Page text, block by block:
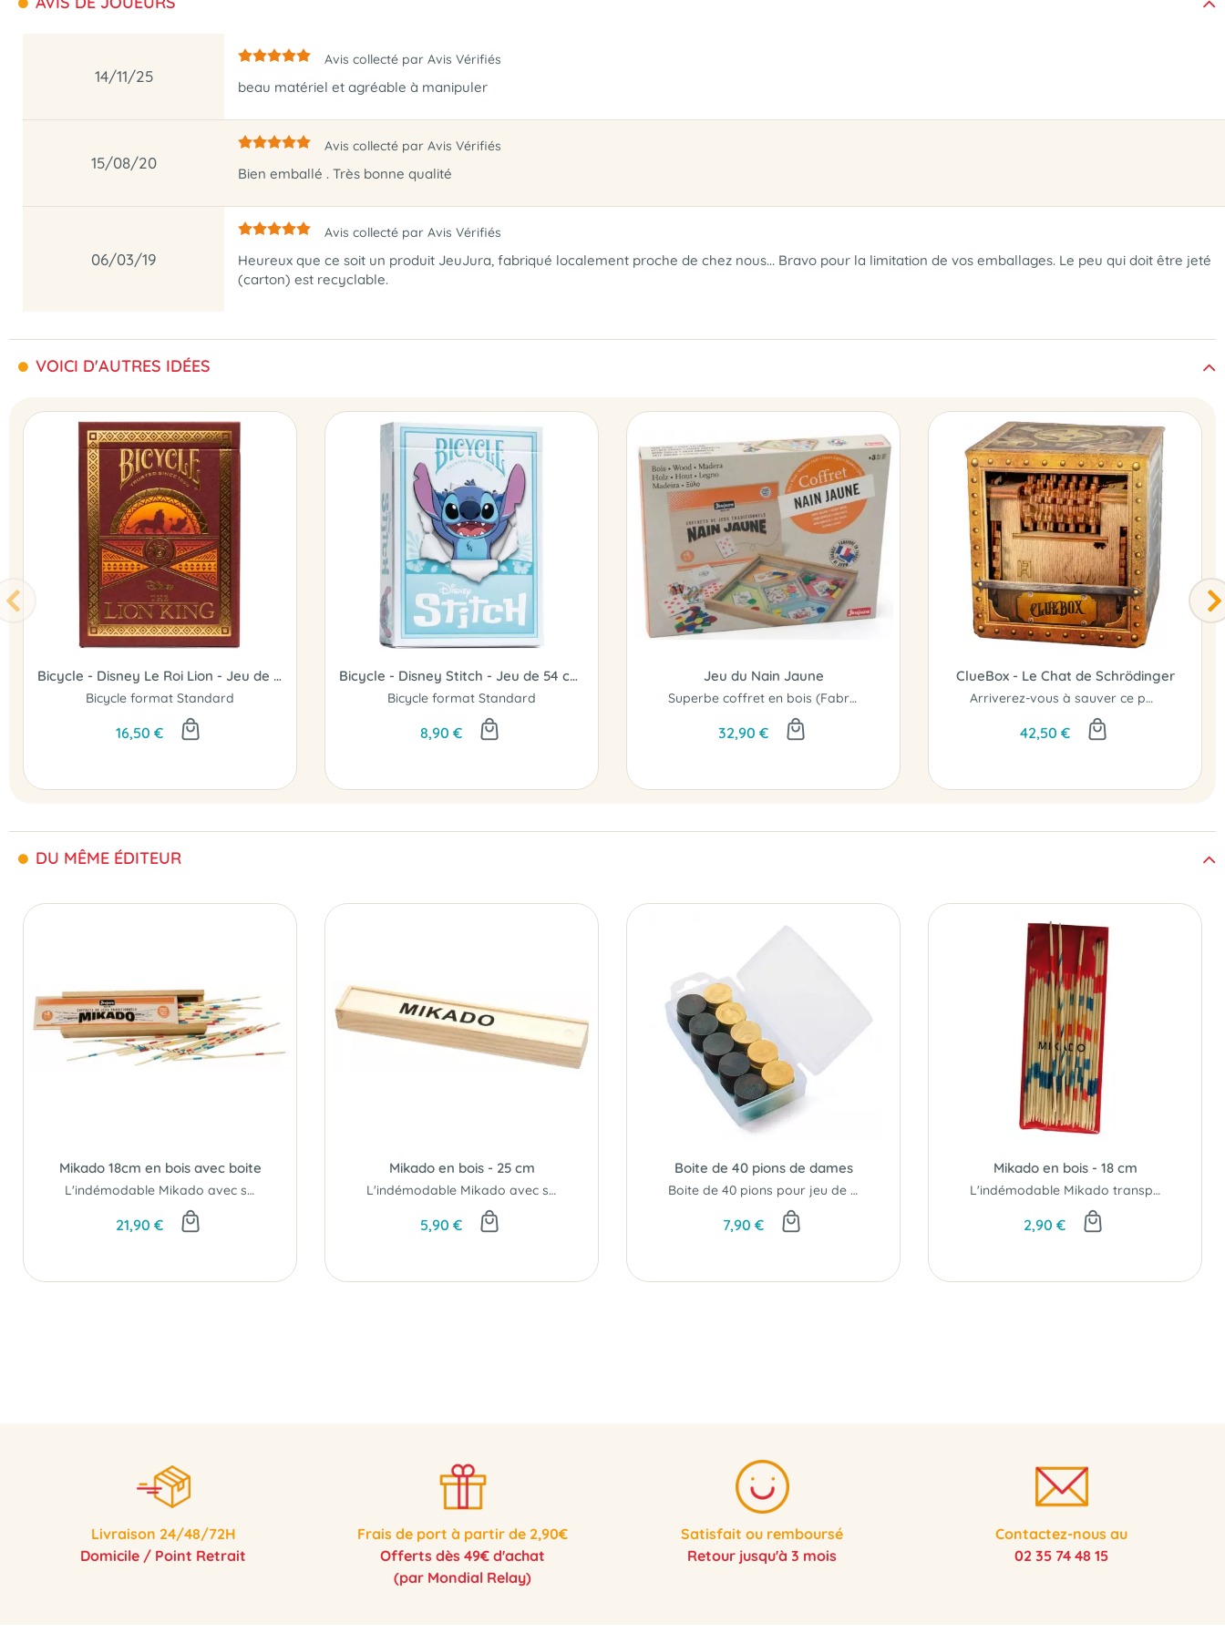
14/11/25
Avis collecté par Avis Vérifiés
beau matériel et agréable à manipuler
15/08/20
Avis collecté par Avis Vérifiés
Bien emballé . Très bonne qualité
06/03/19
Avis collecté par Avis Vérifiés
Heureux que ce soit un produit JeuJura, fabriqué localement proche de chez nous... Bravo pour la limitation de vos emballages. Le peu qui doit être jeté
(carton) est recyclable.
VOICI D'AUTRES IDÉES
Bicycle - Disney Le Roi Lion - Jeu de 54 cartes
Bicycle format Standard
16,50 €
Bicycle - Disney Stitch - Jeu de 54 cartes
Bicycle format Standard
8,90 €
Jeu du Nain Jaune
Superbe coffret en bois (Fabrication Jura) le matériel pour jouer au Nain Jaune.
32,90 €
ClueBox - Le Chat de Schrödinger
Arriverez-vous à sauver ce pauvre chat enfermé dans sa boite ?
42,50 €
DU MÊME ÉDITEUR
Mikado 18cm en bois avec boite
L'indémodable Mikado avec son plumier en bois !
21,90 €
Mikado en bois - 25 cm
L'indémodable Mikado avec son plumier en bois !
5,90 €
Boite de 40 pions de dames
Boite de 40 pions pour jeu de dames
7,90 €
Mikado en bois - 18 cm
L'indémodable Mikado transportable partout, tout le temps !
2,90 €
Livraison 24/48/72H
Domicile / Point Retrait
Frais de port à partir de 2,90€
Offerts dès 49€ d'achat
(par Mondial Relay)
Satisfait ou remboursé
Retour jusqu'à 3 mois
Contactez-nous au
02 35 74 48 15